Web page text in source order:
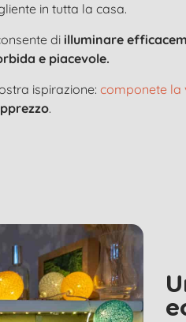
in tutta la casa.
di illuminare
e piacevole.
ispirazione: componete la
.